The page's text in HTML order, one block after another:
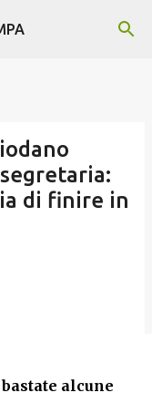
di finire in
bastate alcune